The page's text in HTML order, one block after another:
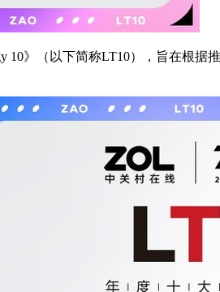
10》（以下简称LT10），旨在根